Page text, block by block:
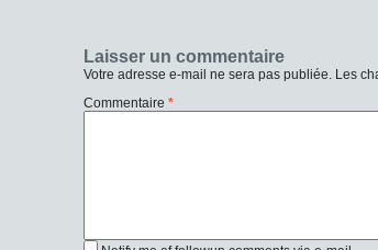
Laisser un commentaire
Votre adresse e-mail ne sera pas publiée. Les
Commentaire *